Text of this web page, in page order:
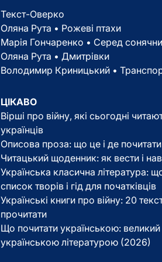
Текст-Оверко
Оляна Рута • Рожеві птахи
Марія Гончаренко • Серед
Оляна Рута • Дмитрівки
Володимир Криницький •
ЦІКАВО
Вірші про війну, які сьогодні
українців
Описова проза: що це і де почитати
Читацький щоденник: як вести і
Українська класична література:
список творів і гід для початківців
Українські книги про війну: 20
прочитати
Що почитати українською:
українською літературою (2026)